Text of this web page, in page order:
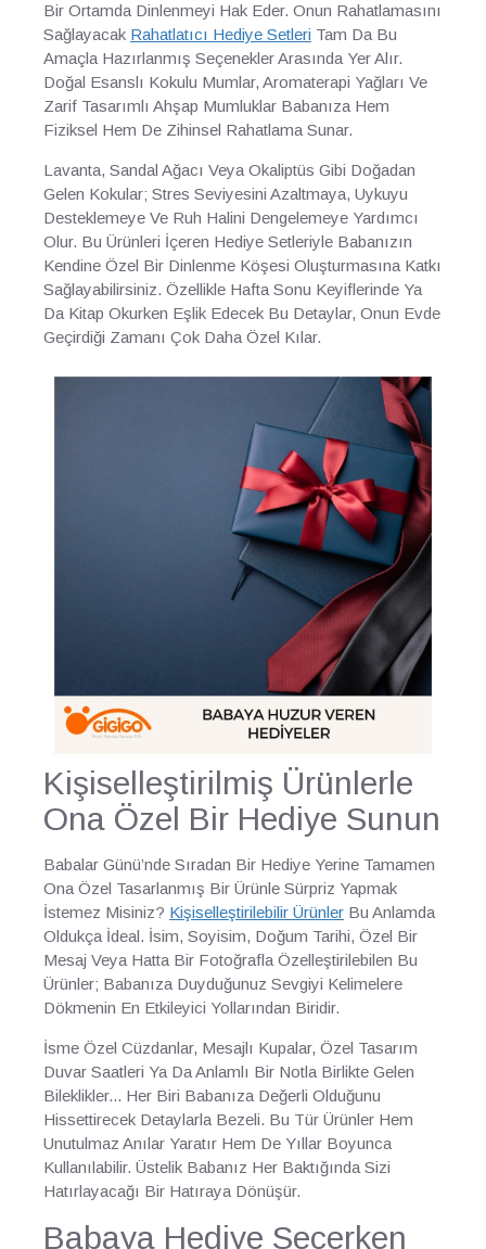
Bir Ortamda Dinlenmeyi Hak Eder. Onun Rahatlamasını
Sağlayacak Rahatlatıcı Hediye Setleri Tam Da Bu
Amaçla Hazırlanmış Seçenekler Arasında Yer Alır.
Doğal Esanslı Kokulu Mumlar, Aromaterapi Yağları Ve
Zarif Tasarımlı Ahşap Mumluklar Babanıza Hem
Fiziksel Hem De Zihinsel Rahatlama Sunar.
Lavanta, Sandal Ağacı Veya Okaliptüs Gibi Doğadan
Gelen Kokular; Stres Seviyesini Azaltmaya, Uykuyu
Desteklemeye Ve Ruh Halini Dengelemeye Yardımcı
Olur. Bu Ürünleri İçeren Hediye Setleriyle Babanızın
Kendine Özel Bir Dinlenme Köşesi Oluşturmasına Katkı
Sağlayabilirsiniz. Özellikle Hafta Sonu Keyiflerinde Ya
Da Kitap Okurken Eşlik Edecek Bu Detaylar, Onun Evde
Geçirdiği Zamanı Çok Daha Özel Kılar.
Kişiselleştirilmiş Ürünlerle
Ona Özel Bir Hediye Sunun
Babalar Günü’nde Sıradan Bir Hediye Yerine Tamamen
Ona Özel Tasarlanmış Bir Ürünle Sürpriz Yapmak
İstemez Misiniz? Kişiselleştirilebilir Ürünler Bu Anlamda
Oldukça İdeal. İsim, Soyisim, Doğum Tarihi, Özel Bir
Mesaj Veya Hatta Bir Fotoğrafla Özelleştirilebilen Bu
Ürünler; Babanıza Duyduğunuz Sevgiyi Kelimelere
Dökmenin En Etkileyici Yollarından Biridir.
İsme Özel Cüzdanlar, Mesajlı Kupalar, Özel Tasarım
Duvar Saatleri Ya Da Anlamlı Bir Notla Birlikte Gelen
Bileklikler... Her Biri Babanıza Değerli Olduğunu
Hissettirecek Detaylarla Bezeli. Bu Tür Ürünler Hem
Unutulmaz Anılar Yaratır Hem De Yıllar Boyunca
Kullanılabilir. Üstelik Babanız Her Baktığında Sizi
Hatırlayacağı Bir Hatıraya Dönüşür.
Babaya Hediye Seçerken